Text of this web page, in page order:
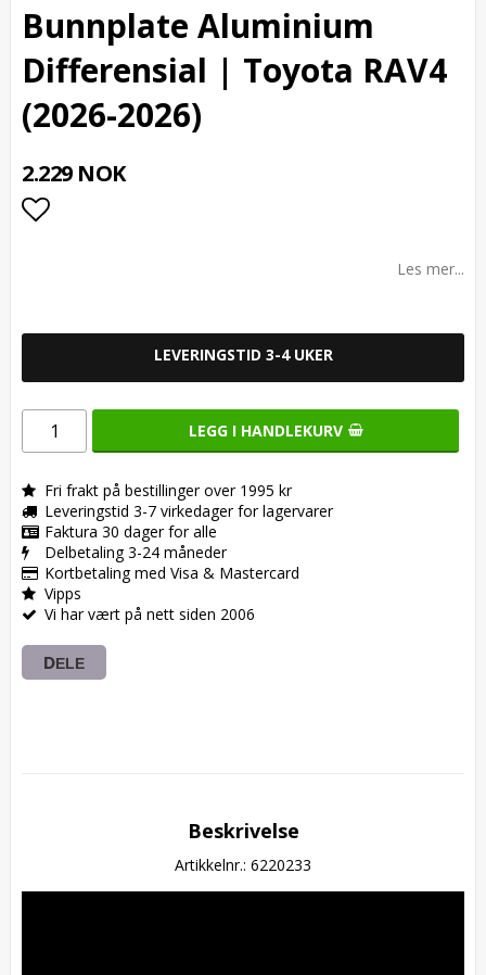
Bunnplate Aluminium
Differensial | Toyota RAV4
(2026-2026)
2.229 NOK
Les mer...
LEVERINGSTID 3-4 UKER
LEGG I HANDLEKURV
Fri frakt på bestillinger over 1995 kr
Leveringstid 3-7 virkedager for lagervarer
Faktura 30 dager for alle
Delbetaling 3-24 måneder
Kortbetaling med Visa & Mastercard
Vipps
Vi har vært på nett siden 2006
DELE
Beskrivelse
Artikkelnr.: 6220233